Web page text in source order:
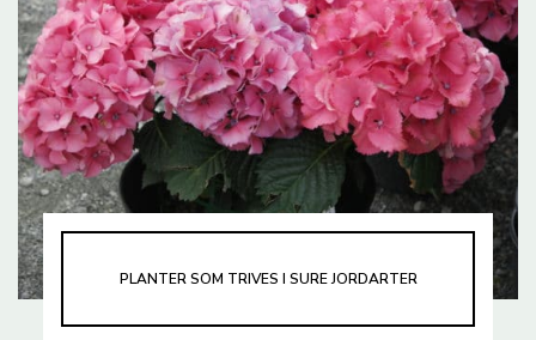
PLANTER SOM TRIVES I SURE JORDARTER